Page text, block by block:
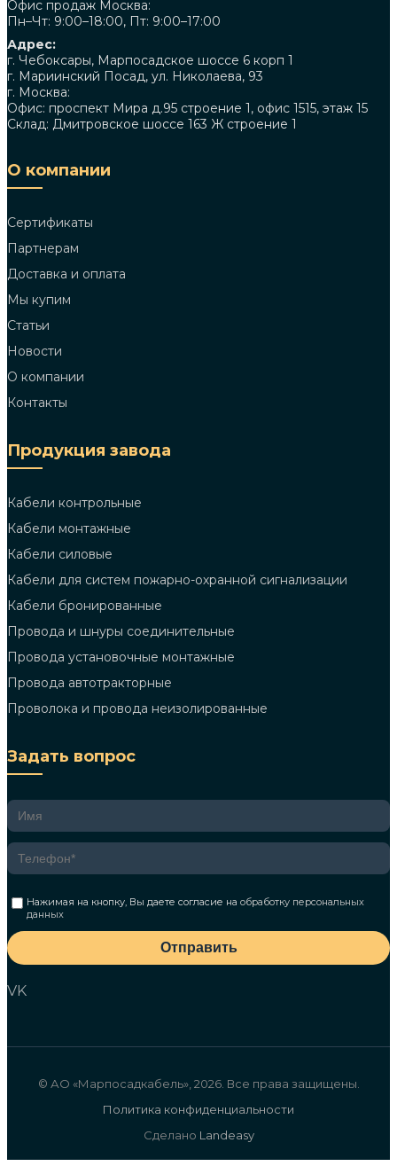
Офис продаж Москва:
Пн–Чт: 9:00–18:00, Пт: 9:00–17:00
Адрес:
г. Чебоксары, Марпосадское шоссе 6 корп 1
г. Мариинский Посад, ул. Николаева, 93
г. Москва:
Офис: проспект Мира д.95 строение 1, офис 1515, этаж 15
Склад: Дмитровское шоссе 163 Ж строение 1
О компании
Сертификаты
Партнерам
Доставка и оплата
Мы купим
Статьи
Новости
О компании
Контакты
Продукция завода
Кабели контрольные
Кабели монтажные
Кабели силовые
Кабели для систем пожарно-охранной сигнализации
Кабели бронированные
Провода и шнуры соединительные
Провода установочные монтажные
Провода автотракторные
Проволока и провода неизолированные
Задать вопрос
Нажимая на кнопку, Вы даете согласие наобработку персональных
данных
Отправить
VK
© АО «Марпосадкабель», 2026. Все права защищены.
Политика конфиденциальности
Сделано Landeasy